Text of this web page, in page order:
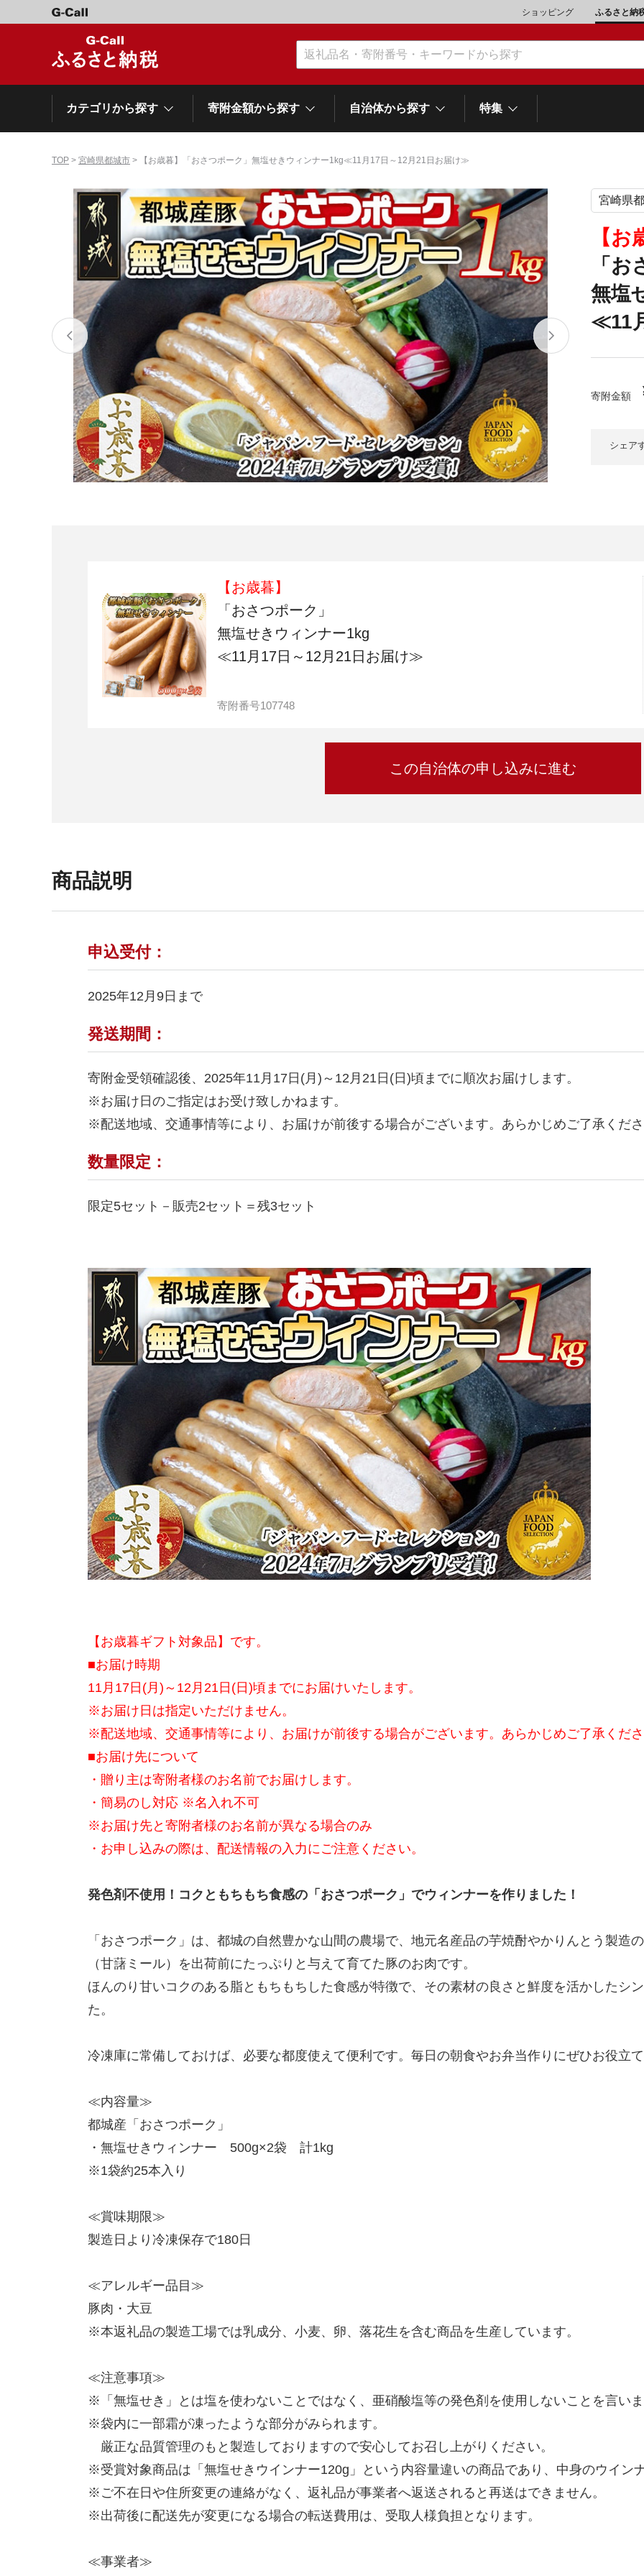
ショッピング ふるさと納
カテゴリから探す
肉類（牛） 肉類（鶏・豚・他） 魚介類
くだもの スイーツ 野菜
他食品 旅行券・食事券
スポーツ・アウトドア 雑貨・日用品
家具 時計 ファッション
定期便
寄附金額から探す
～\10,000 \10,001～20,000 \20,001～30,000
\40,001～50,000 \50,001～100,000 \100,001～200,000
\500,001～1,000,000 \1,000,001～5,000,000 \5,000,001～10,000,000
自治体から探す
北海道
網走市 池田町
石狩市
白老町
白糠町
弟子屈町
登別市
平取町
広尾町
紋別市
別海町 利尻富士町
雫石町
宮城県 気仙沼市
山形県 東根市 南陽市 三川町
茨城県 下妻市
栃木県 大田原市 鹿沼市
新潟県 南魚沼市
富山県 魚津市 氷見市
山梨県
市川三郷町
笛吹市
富士河口湖町
静岡県
熱海市 伊豆市
御殿場市
沼津市
袋井市 三島市
愛知県
大府市 春日井市 名古屋市
岐阜県 関市 山県市
三重県 多気町 南伊勢町
石川県 津幡町
兵庫県
和
岡
島
熊
沖
特集
TOP > 宮崎県都城市 > 【お歳暮】「おさつポーク」無塩せきウィンナー1kg≪11月17日～12月21日お届け≫
宮崎県
【お
「
無塩
≪11
寄附金額
シェア
【お歳暮】
「おさつポーク」
無塩せきウィンナー1kg
≪11月17日～12月21日お届け≫
寄附番号107748
商品説明
申込受付：
2025年12月9日まで
発送期間：
寄附金受領確認後、2025年11月17日(月)～12月21日(日)頃までに順次お届けします。
※お届け日のご指定はお受け致しかねます。
※配送地域、交通事情等により、お届けが前後する場合がございます。あらかじめご了承くだ
数量限定：
限定5セット－販売2セット＝残3セット
【お歳暮ギフト対象品】です。
■お届け時期
11月17日(月)～12月21日(日)頃までにお届けいたします。
※お届け日は指定いただけません。
※配送地域、交通事情等により、お届けが前後する場合がございます。あらかじめご了承くだ
■お届け先について
・贈り主は寄附者様のお名前でお届けします。
・簡易のし対応 ※名入れ不可
※お届け先と寄附者様のお名前が異なる場合のみ
・お申し込みの際は、配送情報の入力にご注意ください。
発色剤不使用！コクともちもち食感の「おさつポーク」でウィンナーを作りました！
「おさつポーク」は、都城の自然豊かな山間の農場で、地元名産品の芋焼酎やかりんとう製造
（甘藷ミール）を出荷前にたっぷりと与えて育てた豚のお肉です。
ほんのり甘いコクのある脂ともちもちした食感が特徴で、その素材の良さと鮮度を活かしたシ
た。
冷凍庫に常備しておけば、必要な都度使えて便利です。毎日の朝食やお弁当作りにぜひお役立
≪内容量≫
都城産「おさつポーク」
・無塩せきウィンナー 500g×2袋 計1kg
※1袋約25本入り
≪賞味期限≫
製造日より冷凍保存で180日
≪アレルギー品目≫
豚肉・大豆
※本返礼品の製造工場では乳成分、小麦、卵、落花生を含む商品を生産しています。
≪注意事項≫
※「無塩せき」とは塩を使わないことではなく、亜硝酸塩等の発色剤を使用しないことを言い
※袋内に一部霜が凍ったような部分がみられます。
厳正な品質管理のもと製造しておりますので安心してお召し上がりください。
※受賞対象商品は「無塩せきウインナー120g」という内容量違いの商品であり、中身のウイン
※ご不在日や住所変更の連絡がなく、返礼品が事業者へ返送されると再送はできません。
※出荷後に配送先が変更になる場合の転送費用は、受取人様負担となります。
≪事業者≫